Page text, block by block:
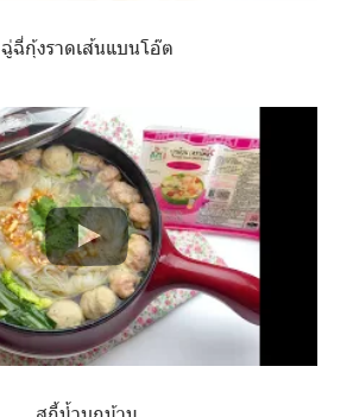
ฉู่ฉี่กุ้งราดเส้นแบนโอ๊ต